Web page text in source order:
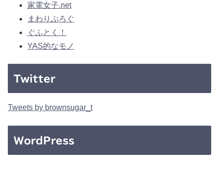
家電女子.net
まわりぶろぐ
ぐふとく！
YAS的なモノ
Twitter
Tweets by brownsugar_t
WordPress